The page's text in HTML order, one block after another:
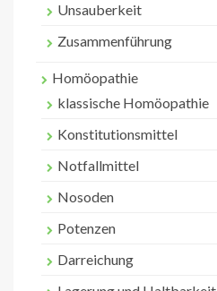
Unsauberkeit
Zusammenführung
Homöopathie
klassische Homöopathie
Konstitutionsmittel
Notfallmittel
Nosoden
Potenzen
Darreichung